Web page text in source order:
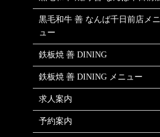
黒毛和牛 善 なんば千日前店メニ
ュー
鉄板焼 善 DINING
鉄板焼 善 DINING メニュー
求人案内
予約案内